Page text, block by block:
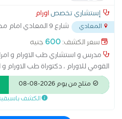
الجراحة. عضوية الجمعيات الدولية: زميل
وعضو في العديد من الروابط المتخصصة
يعكس التزامه بالمعايير العالمية
إستشاري تخصصاورام
المعادي شارع 9 المعادي امام محطه مترو المعادي
سعر الكشف:600 جنيه
مدرس و استشاري طب الاورام و
القومي للاورام ، دكتوراة طب الاورام
الأمريكية للاورام ASCO
متاح من يوم 2026-08-08
الكشف